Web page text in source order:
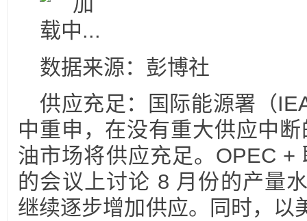
数据来源：彭博社
供应充足：国际能源署（
中重申，在没有重大供应中
油市场将供应充足。OPEC
的会议上讨论 8 月份的产量
继续逐步增加供应。同时，以